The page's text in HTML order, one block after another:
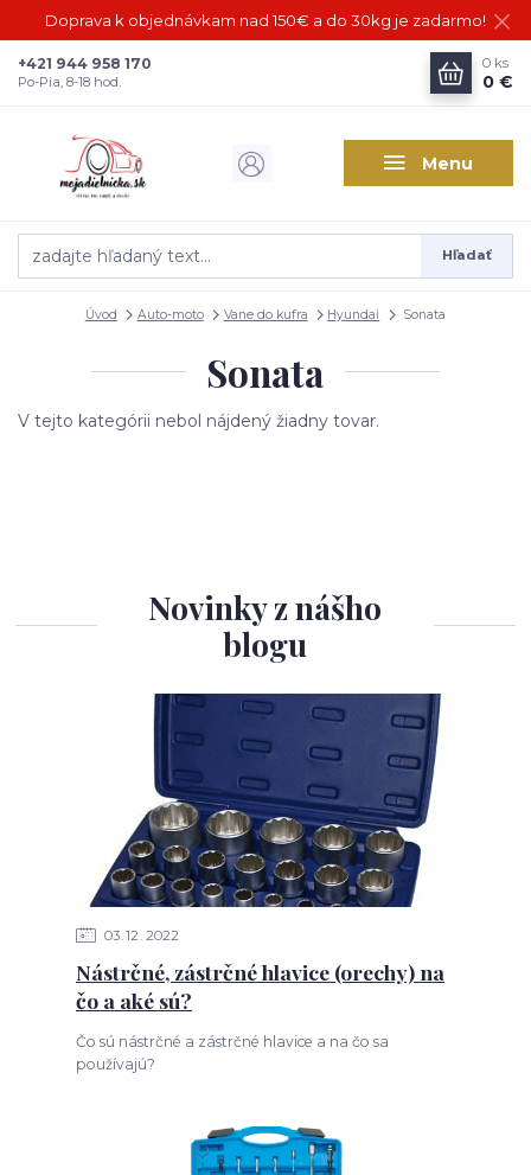
Doprava k objednávkam nad 150€ a do 30kg je zadarmo!
Menu
Hľadať
+421 944 958 170
Po-Pia, 8-18 hod.
0 ks
0 €
Úvod Auto-moto Vane do kufra Hyundai Sonata
Sonata
V tejto kategórii nebol nájdený žiadny tovar.
Novinky z nášho
blogu
03 12 2022
Nástrčné, zástrčné hlavice (orechy) na
čo a aké sú?
Čo sú nástrčné a zástrčné hlavice a na čo sa
používajú?